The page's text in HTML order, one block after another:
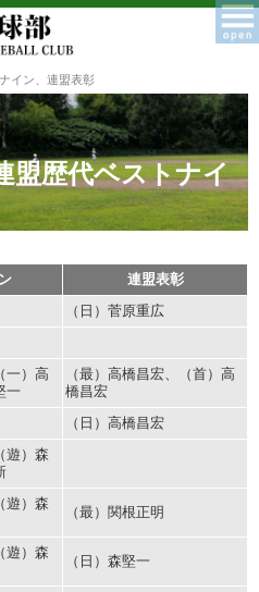
イン、連盟表彰
歴代ベストナイ
連盟表彰
（日）菅原重広
一）高
一
（最）高橋昌宏、（首）高
橋昌宏
（日）高橋昌宏
遊）森
遊）森
（最）関根正明
遊）森
（日）森堅一